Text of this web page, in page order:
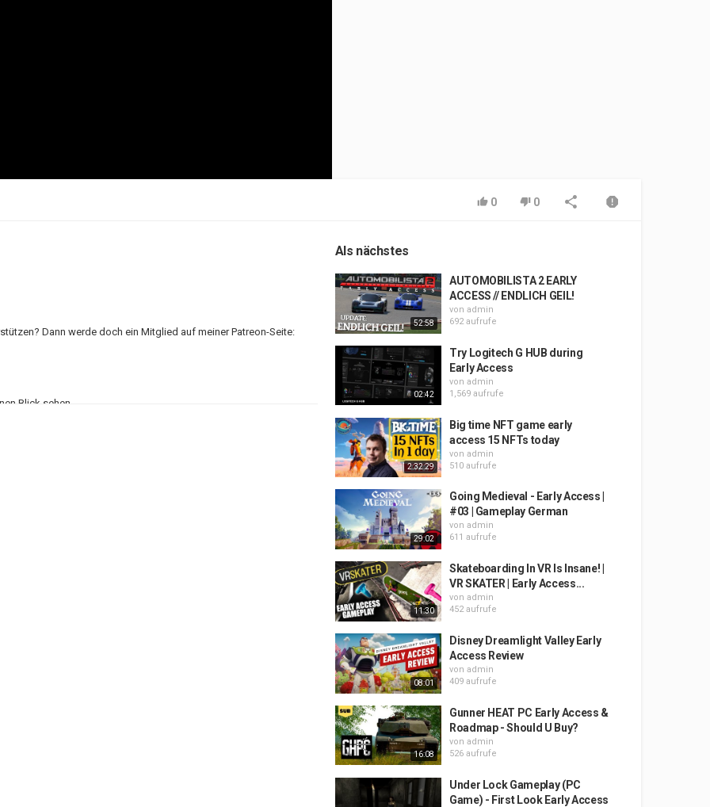
0 0
Dann werde doch ein Mitglied auf meiner Patreon-Seite:
Blick sehen.
Als nächstes
52:58
AUTOMOBILISTA 2 EARLY
ACCESS // ENDLICH GEIL!
von admin
692 aufrufe
02:42
Try Logitech G HUB during
Early Access
von admin
1,569 aufrufe
2:32:29
Big time NFT game early
access 15 NFTs today
von admin
510 aufrufe
29:02
Going Medieval - Early Access |
#03 | Gameplay German
von admin
611 aufrufe
11:30
Skateboarding In VR Is Insane! |
VR SKATER | Early Access...
von admin
452 aufrufe
08:01
Disney Dreamlight Valley Early
Access Review
von admin
409 aufrufe
16:08
Gunner HEAT PC Early Access &
Roadmap - Should U Buy?
von admin
526 aufrufe
Under Lock Gameplay (PC
Game) - First Look Early Access